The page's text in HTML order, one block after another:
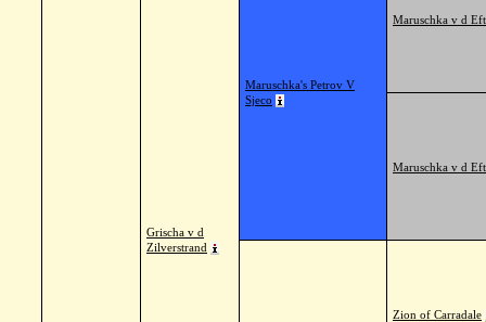
Grischa v d
Zilverstrand
Maruschka's Petrov V
Sjeco
Maruschka v d
Maruschka v d
Zion of Carradale